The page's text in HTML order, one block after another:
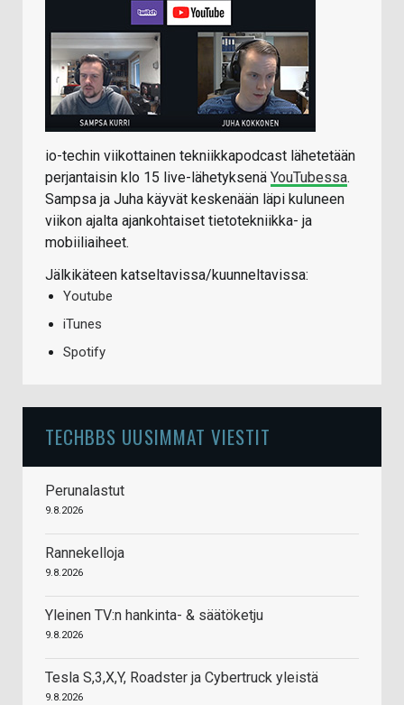
io-techin viikottainen tekniikkapodcast lähetetään
perjantaisin klo 15 live-lähetyksenä YouTubessa.
Sampsa ja Juha käyvät keskenään läpi kuluneen
viikon ajalta ajankohtaiset tietotekniikka- ja
mobiiliaiheet.
Jälkikäteen katseltavissa/kuunneltavissa:
Youtube
iTunes
Spotify
TECHBBS UUSIMMAT VIESTIT
Perunalastut
9.8.2026
Rannekelloja
9.8.2026
Yleinen TV:n hankinta- & säätöketju
9.8.2026
Tesla S,3,X,Y, Roadster ja Cybertruck yleistä
9.8.2026